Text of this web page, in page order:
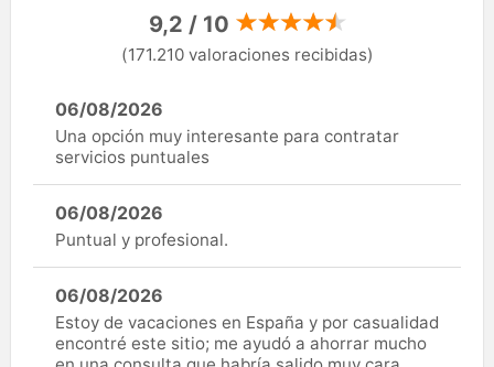
9,2 / 10
(171.210 valoraciones recibidas)
06/08/2026
Una opción muy interesante para contratar
servicios puntuales
06/08/2026
Puntual y profesional.
06/08/2026
Estoy de vacaciones en España y por casualidad
encontré este sitio; me ayudó a ahorrar mucho